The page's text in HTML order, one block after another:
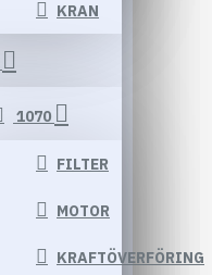
KRAN
1070
FILTER
MOTOR
KRAFTÖVERFÖRING